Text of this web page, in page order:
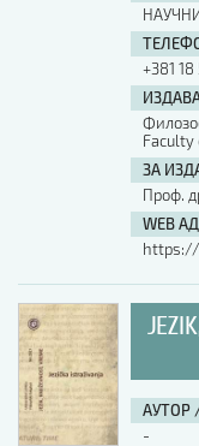
+381
Faculty
ЗА
Проф.
WEB
https://
АУТОР
-